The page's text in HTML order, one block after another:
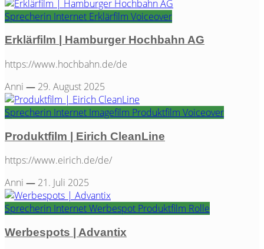
Sprecherin Internet Erklärfilm Voiceover
Erklärfilm | Hamburger Hochbahn AG
https://www.hochbahn.de/de
Anni — 29. August 2025
Sprecherin Internet Imagefilm Produktfilm Voiceover
Produktfilm | Eirich CleanLine
https://www.eirich.de/de/
Anni — 21. Juli 2025
Sprecherin InternetWerbespot Produktfilm Rolle
Werbespots | Advantix